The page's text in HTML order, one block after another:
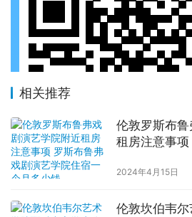
相关推荐
伦敦罗斯布
租房注意事
2024年4月15日
伦敦坎伯韦